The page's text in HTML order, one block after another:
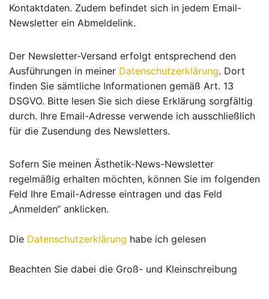
Kontaktdaten. Zudem befindet sich in jedem Email-
Newsletter ein Abmeldelink.
Der Newsletter-Versand erfolgt entsprechend den
Ausführungen in meiner Datenschutzerklärung. Dort
finden Sie sämtliche Informationen gemäß Art. 13
DSGVO. Bitte lesen Sie sich diese Erklärung sorgfältig
durch. Ihre Email-Adresse verwende ich ausschließlich
für die Zusendung des Newsletters.
Sofern Sie meinen Ästhetik-News-Newsletter
regelmäßig erhalten möchten, können Sie im folgenden
Feld Ihre Email-Adresse eintragen und das Feld
„Anmelden“ anklicken.
Die Datenschutzerklärung habe ich gelesen
Beachten Sie dabei die Groß- und Kleinschreibung